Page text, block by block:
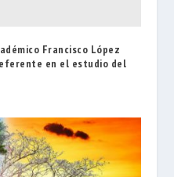
Francisco López
en el estudio del